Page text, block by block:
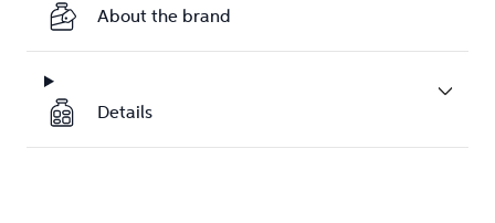
About the brand
Details